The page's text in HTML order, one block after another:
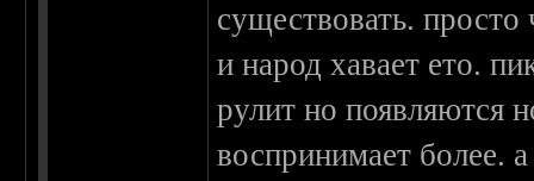
существовать. просто
и народ хавает ето.
рулит но появляются
воспринимает более.